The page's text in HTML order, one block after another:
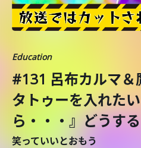
Education
#131 呂布カルマ
タトゥーを入れた
ら・・・』どうす
笑っていいとおもう